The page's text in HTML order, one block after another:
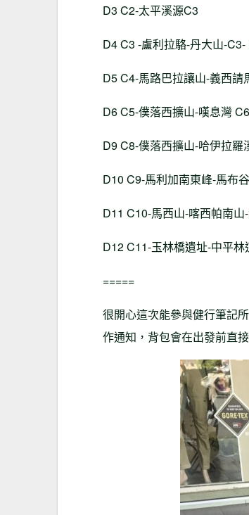
D3 C2-太平溪源C3
D4 C3 -盧利拉駱-丹大山-
D5 C4-馬路巴拉讓山-義西
D6 C5-僕落西擴山-嘆息灣
D9 C8-僕落西擴山-哈伊拉
D10 C9-馬利加南東峰-馬布
D11 C10-馬西山-喀西帕南
D12 C11-玉林橋遺址-中平林
=====
很開心這次能參與健行筆記
作通知，背包會在出發前直